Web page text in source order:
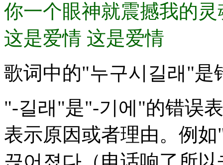
你一个眼神就震撼我的灵
这是爱情 这是爱情
歌词中的"누구시길래"是
"-길래"是"-기에"的错误
表示原因或者理由。例